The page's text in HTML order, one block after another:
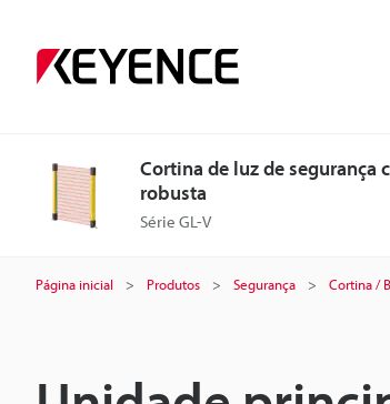
Cortina de luz de segurança
robusta
Série GL-V
Página inicial Produtos Segurança Cortina /